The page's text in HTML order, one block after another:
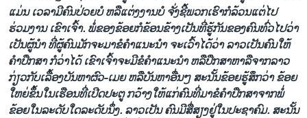
ແມ່ນ ເວລາມີຄົນປ່ວຍບໍ ຫລືແຕ່ງງານບໍ ຈັ່ງຊີ້ພວກເຮົາກໍລ້ວນແຕ່ໄປ
ຮ່ວມງານ ເຂົາເຈົ້າ. ພໍ່ຂອງຂ້ອຍກໍຂ້ອນຂ້າງເປັນທີ່ຮູ້ກັນຂອງຄົນທົ່ວໄປວ່າ
ເປັນຜູ້ນໍາ ທີ່ຜູ້ຄົນມັກຈະມາຂໍຄໍາແນະນໍາ ຈະເວົ້າໄດ້ວ່າ ລາວເປັນຄົນໃຫ້
ຄໍາປຶກສາ ກໍວ່າໄດ້ ເຂົາເຈົ້າຈະມີຂໍຄໍາແນະນໍາ ຫລືປຶກສາຫາລືຈາກລາວ
ກ່ຽວກັບເລື້ອງບັນຫາຜົວ-ເມຍ ຫລືບັນຫາອື່ນໆ ສະນັ້ນຂ້ອຍຮູ້ສຶກວ່າ ຂ້ອຍ
ໃຫຍ່ຂຶ້ນໃນເຮືອນທີ່ເປີດປະຕູ ກວ້າງໃຫ້ແກ່ຄົນທີ່ມາຂໍຄໍາປຶກສາຈາກພໍ່
ຂ້ອຍໃນລະດັບໃດລະດັບນຶ່ງ. ລາວເປັນ ຄົນມີສື່ສຽງຢູ່ໃນປະຊາຄົມ. ສະນັ້ນ